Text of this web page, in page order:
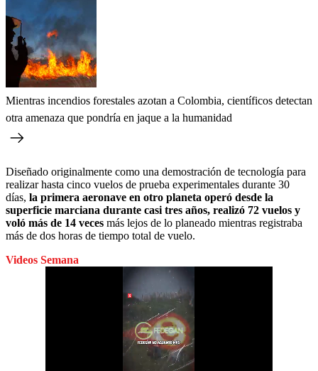
Mientras incendios forestales azotan a Colombia, científicos detectan
otra amenaza que pondría en jaque a la humanidad
Diseñado originalmente como una demostración de tecnología para
realizar hasta cinco vuelos de prueba experimentales durante 30
días, la primera aeronave en otro planeta operó desde la
superficie marciana durante casi tres años, realizó 72 vuelos y
voló más de 14 veces más lejos de lo planeado mientras registraba
más de dos horas de tiempo total de vuelo.
Videos Semana